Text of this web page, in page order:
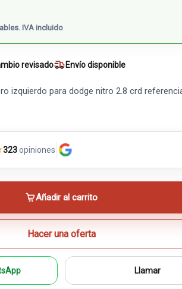
IVA incluido
revisado Envío disponible
izquierdo para dodge nitro 2.8 crd
323opiniones
Añadir al carrito
Hacer una oferta
Llamar